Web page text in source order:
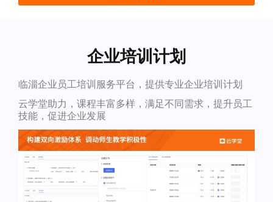
企业培训计划
临淄企业员工培训服务平台，提供专业企业培训计划
云学堂助力，课程丰富多样，满足不同需求，提升员工
技能，促进企业发展